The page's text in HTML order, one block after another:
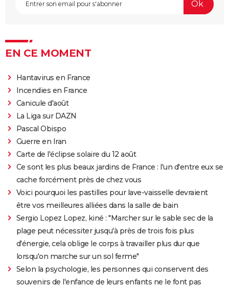
Le Labyrinthe de Pan
EN CE MOMENT
Hantavirus en France
Incendies en France
Canicule d'août
La Liga sur DAZN
Pascal Obispo
Guerre en Iran
Carte de l'éclipse solaire du 12 août
Ce sont les plus beaux jardins de France : l'un d'entre eux se
cache forcément près de chez vous
Voici pourquoi les pastilles pour lave-vaisselle devraient
être vos meilleures alliées dans la salle de bain
Sergio Lopez Lopez, kiné : "Marcher sur le sable sec de la
plage peut nécessiter jusqu'à près de trois fois plus
d'énergie, cela oblige le corps à travailler plus dur que
lorsqu'on marche sur un sol ferme"
Selon la psychologie, les personnes qui conservent des
souvenirs de l'enfance de leurs enfants ne le font pas